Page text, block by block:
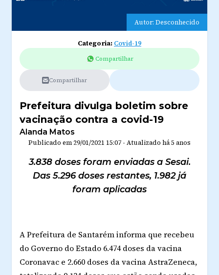
Autor: Desconhecido
Categoria: Covid-19
Compartilhar
Compartilhar
Prefeitura divulga boletim sobre
vacinação contra a covid-19
Alanda Matos
Publicado em 29/01/2021 15:07 - Atualizado há 5 anos
3.838 doses foram enviadas a Sesai.
Das 5.296 doses restantes, 1.982 já
foram aplicadas
A Prefeitura de Santarém informa que recebeu
do Governo do Estado 6.474 doses da vacina
Coronavac e 2.660 doses da vacina AstraZeneca,